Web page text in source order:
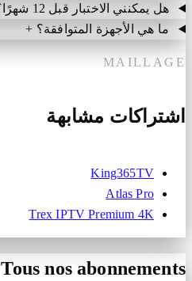
هل يمكنني الاختبار قبل 12 شهرًا؟
ما هي الأجهزة المتوافقة؟ +
MAILLAGE
اشتراكات مشابهة
King365TV
Atlas Pro
Trex IPTV Premium 4K
Tous nos abonnements